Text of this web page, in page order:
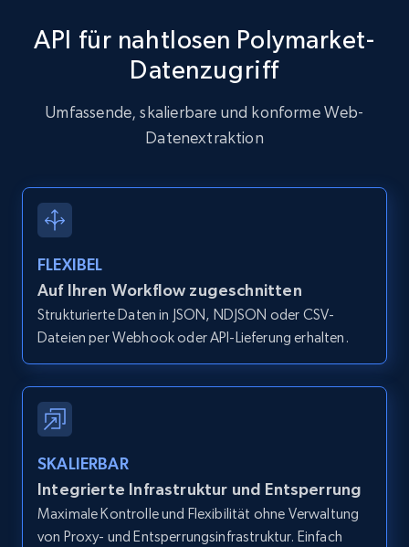
Zillow properties listing information
Zpid, City, State, HomeStatus, Address,
IsListingClaimedByCurrentSignedInUser,
IsCurrentSignedInAgentResponsible, Bedrooms,
Zillow properties listing information -
Discover by custom filters - location, home
type and status
IsCurrentSignedInAgentResponsible, Bedrooms,
and more.
12K+ 1.3K+ Gratis testen
API für nahtlosen Polymarket-
Datenzugriff
Umfassende, skalierbare und konforme Web-
Datenextraktion
FLEXIBEL
Auf Ihren Workflow zugeschnitten
Strukturierte Daten in JSON, NDJSON oder CSV-
Dateien per Webhook oder API-Lieferung erhalten.
SKALIERBAR
Integrierte Infrastruktur und Entsperrung
Maximale Kontrolle und Flexibilität ohne Verwaltung
von Proxy- und Entsperrungsinfrastruktur. Einfach